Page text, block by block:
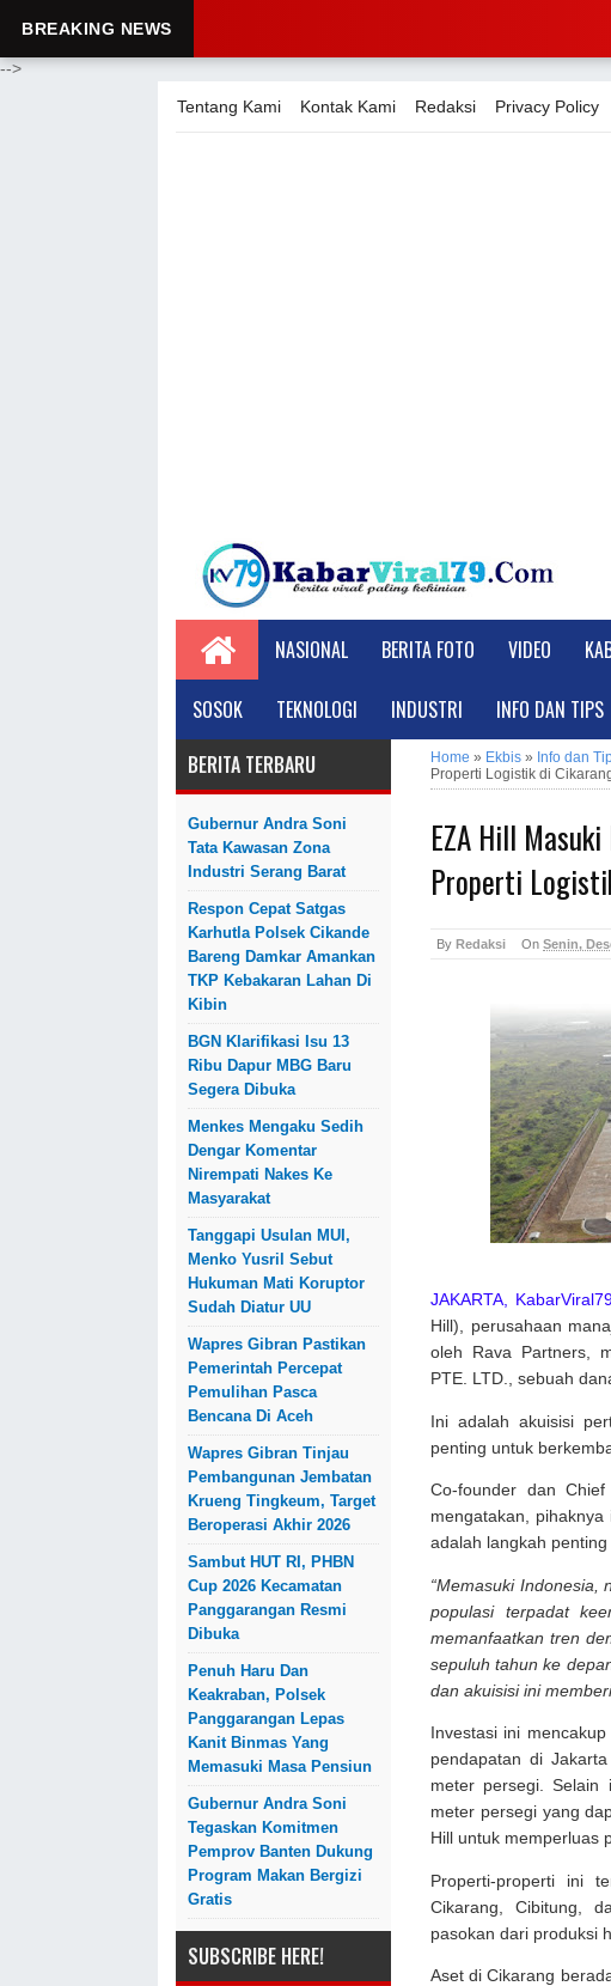
-->
Tentang Kami Kontak Kami Redaksi Privacy Policy
BREAKING NEWS
NASIONAL BERITA FOTO VIDEO
SOSOK TEKNOLOGI INDUSTRI INFO DAN TIPS
BERITA TERBARU
Gubernur Andra Soni
Tata Kawasan Zona
Industri Serang Barat
Respon Cepat Satgas
Karhutla Polsek Cikande
Bareng Damkar Amankan
TKP Kebakaran Lahan Di
Kibin
BGN Klarifikasi Isu 13
Ribu Dapur MBG Baru
Segera Dibuka
Menkes Mengaku Sedih
Dengar Komentar
Nirempati Nakes Ke
Masyarakat
Tanggapi Usulan MUI,
Menko Yusril Sebut
Hukuman Mati Koruptor
Sudah Diatur UU
Wapres Gibran Pastikan
Pemerintah Percepat
Pemulihan Pasca
Bencana Di Aceh
Wapres Gibran Tinjau
Pembangunan Jembatan
Krueng Tingkeum, Target
Beroperasi Akhir 2026
Sambut HUT RI, PHBN
Cup 2026 Kecamatan
Panggarangan Resmi
Dibuka
Penuh Haru Dan
Keakraban, Polsek
Panggarangan Lepas
Kanit Binmas Yang
Memasuki Masa Pensiun
Gubernur Andra Soni
Tegaskan Komitmen
Pemprov Banten Dukung
Program Makan Bergizi
Gratis
SUBSCRIBE HERE!
Home » Ekbis » Info dan
Properti Logistik di
EZA Hill
Properti
By Redaksi On Senin,
JAKARTA,
Hill), perusahaan
oleh Rava Partners,
PTE. LTD., sebuah
Ini adalah akuisisi
penting untuk
Co-founder dan
mengatakan,
adalah langkah
“Memasuki Indonesia,
populasi terpadat
memanfaatkan tren
sepuluh tahun ke
dan akuisisi ini
Investasi ini
pendapatan di
meter persegi.
meter persegi yang
Hill untuk memperluas
Properti-properti ini
Cikarang, Cibitung,
pasokan dari produksi
Aset di Cikarang